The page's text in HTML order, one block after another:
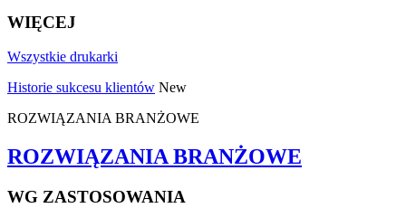
WIĘCEJ
Wszystkie drukarki
Historie sukcesu klientów New
ROZWIĄZANIA BRANŻOWE
ROZWIĄZANIA BRANŻOWE
WG ZASTOSOWANIA